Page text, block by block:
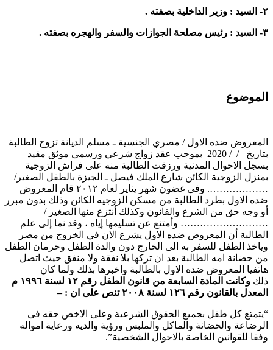
۲- السيد : وزير الداخلية بصفته .
۳- السيد : رئيس مصلحة الجوازات والسفر والهجره بصفته .
الموضوع
المعروض ضده الاول / مصري الجنسية ـ مسلم الديانة تزوج الطالبة
بتاريخ / / 2020 بموجب عقد زواج شرعي ورسمى موثق مقيد
بسجل الاحوال المدنية ورزقت الطالبة منه على فراش الزوجية
بمنزل الزوجية الكائن شارع الملك فيصل ـ الجيزة بالطفل الصغير/
………………. وفي غضون شهر يناير لعام ۲۰۱۲ قام المعروض
ضده الاول بطرد الطالبة من مسكن الزوجيه الكائن وذلك بدون مبرر
أو وجه حق من الشرع والقانون وكذلك أنتزع منها الصغير /
……………………… وأمتنع عن تسليمها إياه ، وقد نما إلى علم
الطالبة أن المعروض ضده الاول يشرع الان في الخروج من مصر
وياخذ الطفل للسفر به الى الخارج دون والدة الطفل وحرمان الطفل
من حضانة امه الطالبة بعد ان تركها بلا نفقة ولا منفق حيث اتصل
هاتفيا المعروض ضده الاول بالطالبة واخبرها بذلك ولما كان
ذلك
وكانت المادة السابعة من قانون الطفل رقم ۱۲ لسنة ۱۹۹٦ م
المعدل بالقانون رقم ۱۲٦ لسنة ۲۰۰۸ تنص على ان : –
“يتمتع كل طفل بجميع الحقوق الشرعية وعلى الاخص حقه فى
الرضاعة والحضانة والماكل والملبس ورؤية والديه ورعاية امواله
وفقا للقوانين الخاصة بالاحوال الشخصية”.